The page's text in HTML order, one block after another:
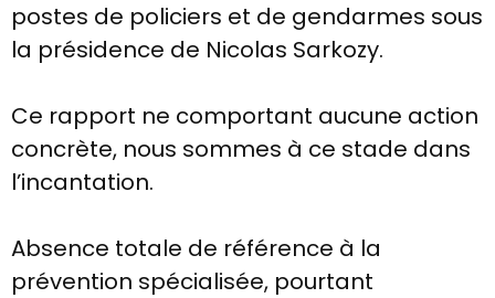
postes de policiers et de gendarmes sous
la présidence de Nicolas Sarkozy.
Ce rapport ne comportant aucune action
concrète, nous sommes à ce stade dans
l’incantation.
Absence totale de référence à la
prévention spécialisée, pourtant